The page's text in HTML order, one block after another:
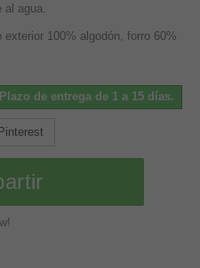
al agua.
100% algodón, forro 60%
de entrega de 1 a 15 días.
Pinterest